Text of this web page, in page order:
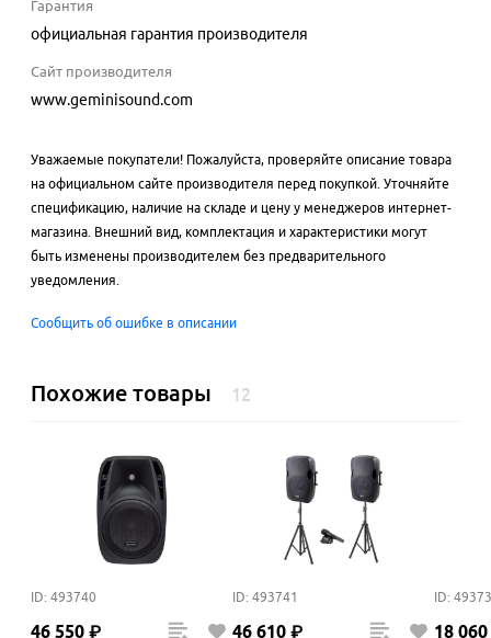
Гарантия
официальная гарантия производителя
Сайт производителя
www.geminisound.com
Уважаемые покупатели! Пожалуйста, проверяйте описание товара
на официальном сайте производителя перед покупкой. Уточняйте
спецификацию, наличие на складе и цену у менеджеров интернет-
магазина. Внешний вид, комплектация и характеристики могут
быть изменены производителем без предварительного
уведомления.
Сообщить об ошибке в описании
Похожие товары 12
ID: 493740
46 550 ₽
ID: 493741
46 610 ₽
ID:
18 060